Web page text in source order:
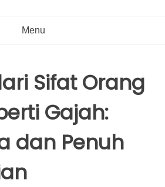
Menu
Sifat Orang
Gajah:
dan Penuh